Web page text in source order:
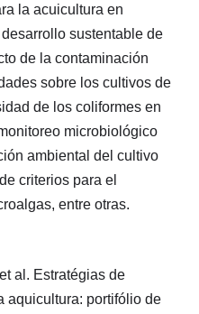
la acuicultura en
sustentable de
de la contaminación
sobre los cultivos de
de los coliformes en
microbiológico
ambiental del cultivo
criterios para el
entre otras.
al. Estratégias de
aquicultura: portifólio de